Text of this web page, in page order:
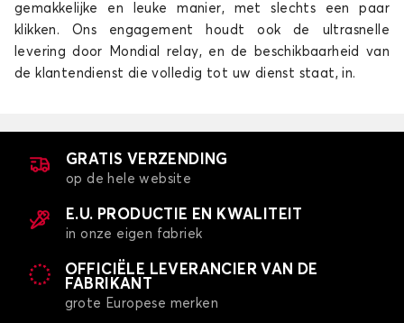
NIO
NISSAN
Automatten voor
OMODA
Automatten voor
Automatten voor
PEUGEOT
Automatten voor
gemakkelijke en leuke manier, met slechts een paar
klikken. Ons engagement houdt ook de ultrasnelle
levering door Mondial relay, en de beschikbaarheid van
de klantendienst die volledig tot uw dienst staat, in.
GRATIS VERZENDING
op de hele website
E.U. PRODUCTIE EN KWALITEIT
in onze eigen fabriek
OFFICIËLE LEVERANCIER VAN DE
FABRIKANT
grote Europese merken